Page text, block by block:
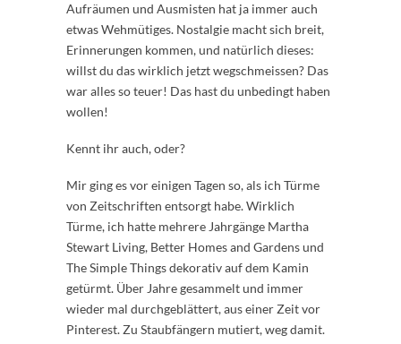
Aufräumen und Ausmisten hat ja immer auch
etwas Wehmütiges. Nostalgie macht sich breit,
Erinnerungen kommen, und natürlich dieses:
willst du das wirklich jetzt wegschmeissen? Das
war alles so teuer! Das hast du unbedingt haben
wollen!
Kennt ihr auch, oder?
Mir ging es vor einigen Tagen so, als ich Türme
von Zeitschriften entsorgt habe. Wirklich
Türme, ich hatte mehrere Jahrgänge Martha
Stewart Living, Better Homes and Gardens und
The Simple Things dekorativ auf dem Kamin
getürmt. Über Jahre gesammelt und immer
wieder mal durchgeblättert, aus einer Zeit vor
Pinterest. Zu Staubfängern mutiert, weg damit.